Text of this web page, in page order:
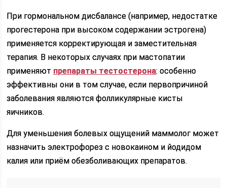
При гормональном дисбалансе (например, недостатке
прогестерона при высоком содержании эстрогена)
применяется корректирующая и заместительная
терапия. В некоторых случаях при мастопатии
применяют препараты тестостерона: особенно
эффективны они в том случае, если первопричиной
заболевания являются фолликулярные кисты
яичников.
Для уменьшения болевых ощущений маммолог может
назначить электрофорез с новокаином и йодидом
калия или приём обезболивающих препаратов.